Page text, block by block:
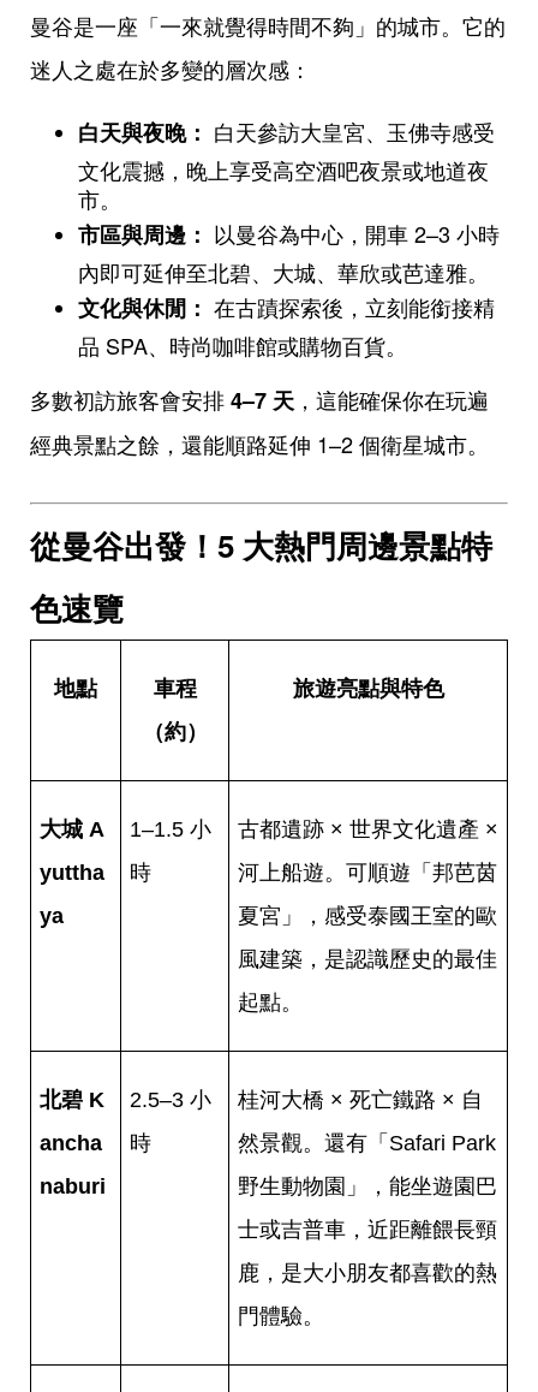
曼谷是一座「一來就覺得時間不夠」的城市。它的
迷人之處在於多變的層次感：
白天與夜晚： 白天參訪大皇宮、玉佛寺感受
文化震撼，晚上享受高空酒吧夜景或地道夜
市。
市區與周邊： 以曼谷為中心，開車 2–3 小時
內即可延伸至北碧、大城、華欣或芭達雅。
文化與休閒： 在古蹟探索後，立刻能銜接精
品 SPA、時尚咖啡館或購物百貨。
多數初訪旅客會安排4–7 天 ，這能確保你在玩遍
經典景點之餘，還能順路延伸 1–2 個衛星城市。
從曼谷出發！5 大熱門周邊景點特
色速覽
地點
車程
（約）
旅遊亮點與特色
大城 A
yuttha
ya
1–1.5 小
時
古都遺跡 × 世界文化遺產 ×
河上船遊。可順遊「邦芭茵
夏宮」，感受泰國王室的歐
風建築，是認識歷史的最佳
起點。
北碧 K
ancha
naburi
2.5–3 小
時
桂河大橋 × 死亡鐵路 × 自
然景觀。還有「Safari Park
野生動物園」，能坐遊園巴
士或吉普車，近距離餵長頸
鹿，是大小朋友都喜歡的熱
門體驗。